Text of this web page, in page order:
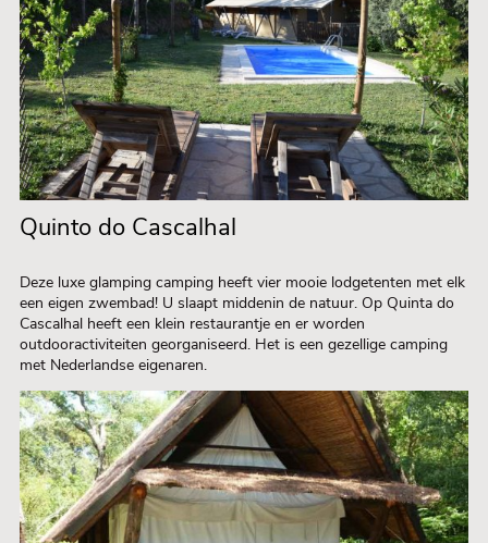
Quinto do Cascalhal
Deze luxe glamping camping heeft vier mooie lodgetenten met elk
een eigen zwembad! U slaapt middenin de natuur. Op Quinta do
Cascalhal heeft een klein restaurantje en er worden
outdooractiviteiten georganiseerd. Het is een gezellige camping
met Nederlandse eigenaren.